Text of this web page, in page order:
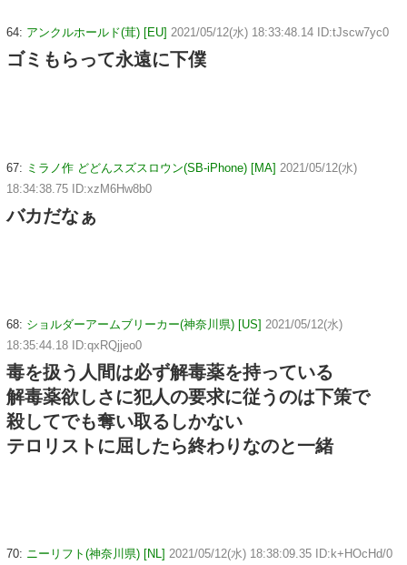
64: アンクルホールド(茸) [EU] 2021/05/12(水) 18:33:48.14 ID:tJscw7yc0
ゴミもらって永遠に下僕
67: ミラノ作 どどんスズスロウン(SB-iPhone) [MA] 2021/05/12(水)
18:34:38.75 ID:xzM6Hw8b0
バカだなぁ
68: ショルダーアームブリーカー(神奈川県) [US] 2021/05/12(水)
18:35:44.18 ID:qxRQjjeo0
毒を扱う人間は必ず解毒薬を持っている
解毒薬欲しさに犯人の要求に従うのは下策で
殺してでも奪い取るしかない
テロリストに屈したら終わりなのと一緒
70: ニーリフト(神奈川県) [NL] 2021/05/12(水) 18:38:09.35 ID:k+HOcHd/0